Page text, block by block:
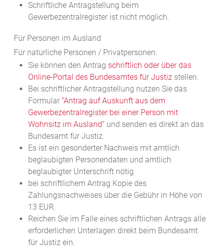
Schriftliche Antragstellung beim
Gewerbezentralregister ist nicht möglich.
Für Personen im Ausland
Für natürliche Personen / Privatpersonen:
Sie können den Antrag schriftlich oder über das
Online-Portal des Bundesamtes für Justizstellen.
Bei schriftlicher Antragstellung nutzen Sie das
Formular "Antrag auf Auskunft aus dem
Gewerbezentralregister bei einer Person mit
Wohnsitz im Ausland“ und senden es direkt an das
Bundesamt für Justiz.
Es ist ein gesonderter Nachweis mit amtlich
beglaubigten Personendaten und amtlich
beglaubigter Unterschrift nötig
bei schriftlichem Antrag Kopie des
Zahlungsnachweises über die Gebühr in Höhe von
13 EUR.
Reichen Sie im Falle eines schriftlichen Antrags alle
erforderlichen Unterlagen direkt beim Bundesamt
für Justiz ein.